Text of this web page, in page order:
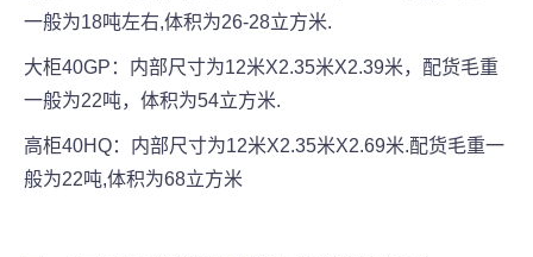
一般为18吨左右,体积为26-28立方米.
大柜40GP：内部尺寸为12米X2.35米X2.39米，配货毛重
一般为22吨，体积为54立方米.
高柜40HQ：内部尺寸为12米X2.35米X2.69米.配货毛重一
般为22吨,体积为68立方米